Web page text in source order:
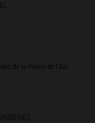
de la Plaine de l’Ain